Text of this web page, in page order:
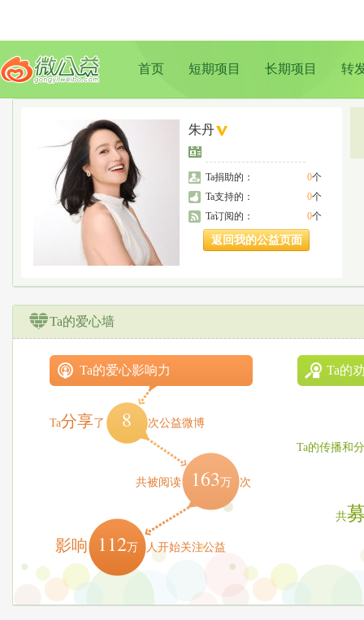
首页 短期项目 长期项目 转
朱丹
0个
Ta捐助的：
0个
Ta支持的：
0个
Ta订阅的：
返回我的公益页面
Ta的爱心墙
Ta的爱心影响力
Ta分享了 8 次公益微博
共被阅读 163万 次
影响 112万 人开始关注公益
Ta的
Ta的传播和
共